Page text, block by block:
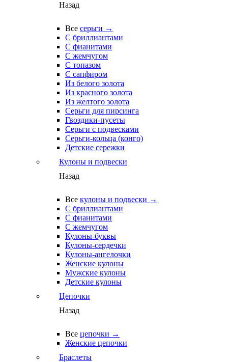
Назад
Все серьги →
С бриллиантами
С фианитами
С жемчугом
С топазом
С сапфиром
Из белого золота
Из красного золота
Из желтого золота
Серьги для пирсинга
Гвоздики-пусеты
Серьги с подвесками
Серьги-кольца (конго)
Детские сережки
Кулоны и подвески
Назад
Все кулоны и подвески →
С бриллиантами
С фианитами
С жемчугом
Кулоны-буквы
Кулоны-сердечки
Кулоны-ангелочки
Женские кулоны
Мужские кулоны
Детские кулоны
Цепочки
Назад
Все цепочки →
Женские цепочки
Браслеты